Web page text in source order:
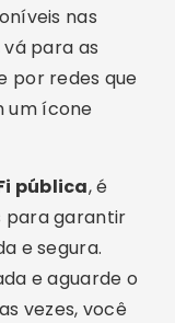
nas
vá para as
por redes que
um ícone
pública, é
para garantir
e segura.
e aguarde o
vezes, você